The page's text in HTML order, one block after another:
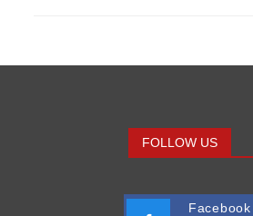
FOLLOW US
Facebook